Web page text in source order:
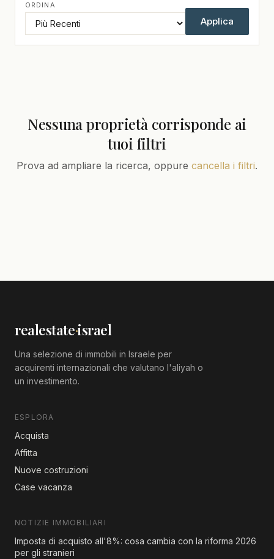
ORDINA
Applica
Nessuna proprietà corrisponde ai
tuoi filtri
Prova ad ampliare la ricerca, oppure cancella i filtri.
realestate·israel
Una selezione di immobili in Israele per
acquirenti internazionali che valutano l'aliyah o
un investimento.
ESPLORA
Acquista
Affitta
Nuove costruzioni
Case vacanza
NOTIZIE IMMOBILIARI
Imposta di acquisto all'8%: cosa cambia con la riforma 2026
per gli stranieri